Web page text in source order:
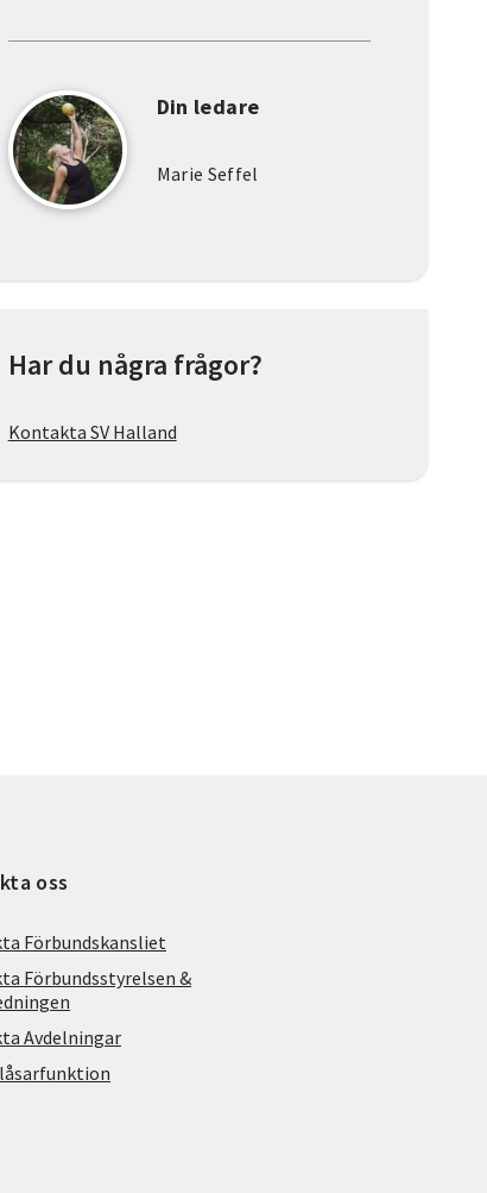
Din ledare
Marie Seffel
Har du några frågor?
Kontakta SV Halland
oss
Förbundskansliet
Förbundsstyrelsen &
Avdelningar